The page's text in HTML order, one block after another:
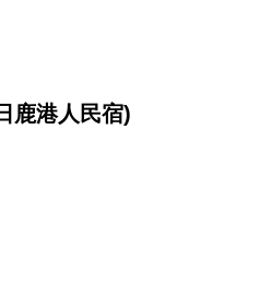
鹿港人民宿)